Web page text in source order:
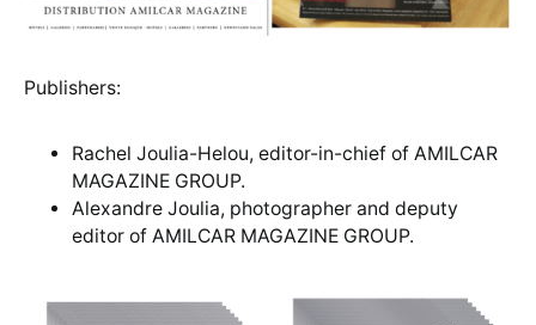
Publishers:
Rachel Joulia-Helou, editor-in-chief of AMILCAR
MAGAZINE GROUP.
Alexandre Joulia, photographer and deputy
editor of AMILCAR MAGAZINE GROUP.